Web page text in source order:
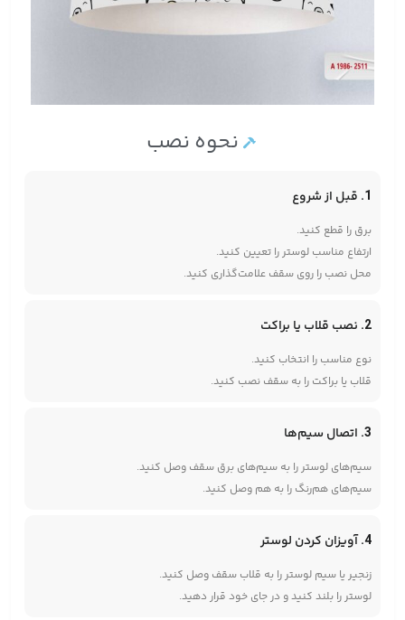
نحوه نصب
1. قبل از شروع
برق را قطع کنید.
ارتفاع مناسب لوستر را تعیین کنید.
محل نصب را روی سقف علامت‌گذاری کنید.
2. نصب قلاب یا براکت
نوع مناسب را انتخاب کنید.
قلاب یا براکت را به سقف نصب کنید.
3. اتصال سیم‌ها
سیم‌های لوستر را به سیم‌های برق سقف وصل کنید.
سیم‌های هم‌رنگ را به هم وصل کنید.
4. آویزان کردن لوستر
زنجیر یا سیم لوستر را به قلاب سقف وصل کنید.
لوستر را بلند کنید و در جای خود قرار دهید.